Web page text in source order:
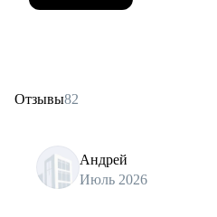
Отзывы82
Андрей
Июль 2026